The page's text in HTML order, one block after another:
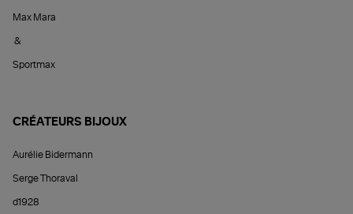
Max Mara
&
Sportmax
CRÉATEURS BIJOUX
Aurélie Bidermann
Serge Thoraval
d1928